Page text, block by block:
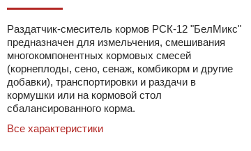
Раздатчик-смеситель кормов РСК-12 "БелМикс"
предназначен для измельчения, смешивания
многокомпонентных кормовых смесей
(корнеплоды, сено, сенаж, комбикорм и другие
добавки), транспортировки и раздачи в
кормушки или на кормовой стол
сбалансированного корма.
Все характеристики